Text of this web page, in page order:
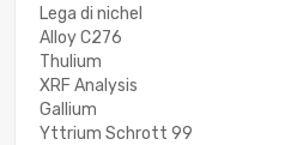
Lega di nichel
Alloy C276
Thulium
XRF Analysis
Gallium
Yttrium Schrott 99